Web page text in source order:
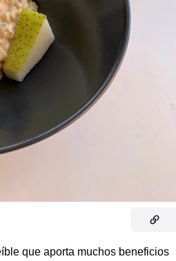
que aporta muchos beneficios